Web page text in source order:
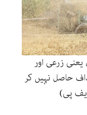
زرعی اور
حاصل نہیں کر
پی)